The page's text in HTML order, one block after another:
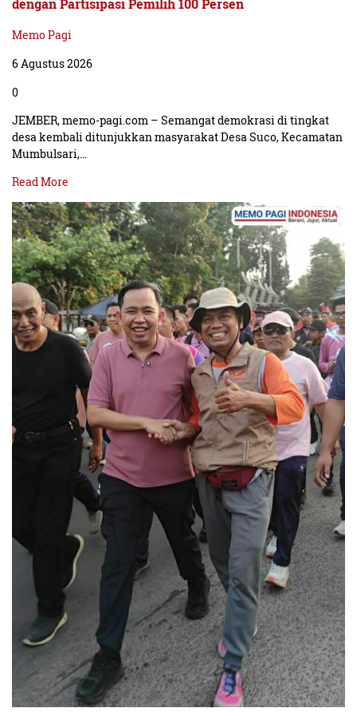
dengan Partisipasi Pemilih 100 Persen
Memo Pagi
6 Agustus 2026
0
JEMBER, memo-pagi.com – Semangat demokrasi di tingkat
desa kembali ditunjukkan masyarakat Desa Suco, Kecamatan
Mumbulsari,…
Read More